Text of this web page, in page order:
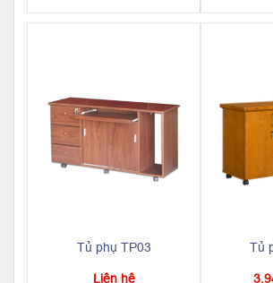
Tủ phụ TP03
Liên hệ
Tủ